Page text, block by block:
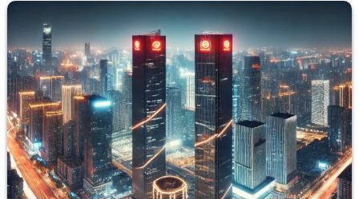
2024
সালে
প্রতিটি
বিনিয়োগকারীর
যা
জানা
দরকার